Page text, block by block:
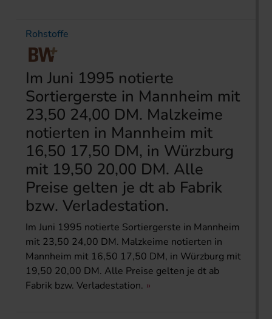
Rohstoffe
Im Juni 1995 notierte
Sortiergerste in Mannheim mit
23,50 24,00 DM. Malzkeime
notierten in Mannheim mit
16,50 17,50 DM, in Würzburg
mit 19,50 20,00 DM. Alle
Preise gelten je dt ab Fabrik
bzw. Verladestation.
Im Juni 1995 notierte Sortiergerste in Mannheim
mit 23,50 24,00 DM. Malzkeime notierten in
Mannheim mit 16,50 17,50 DM, in Würzburg mit
19,50 20,00 DM. Alle Preise gelten je dt ab
Fabrik bzw. Verladestation.